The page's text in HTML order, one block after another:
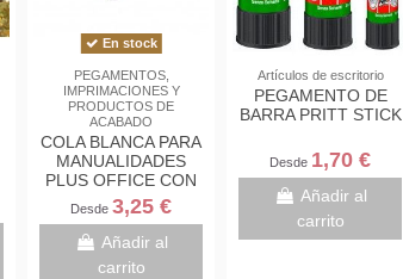
En stock
PEGAMENTOS,
IMPRIMACIONES Y
PRODUCTOS DE
ACABADO
COLA BLANCA PARA
MANUALIDADES
PLUS OFFICE CON
APLICADOR
Desde 3,25 €
Añadir al
carrito
Artículos de escritorio
PEGAMENTO DE
BARRA PRITT STICK
Desde 1,70 €
Añadir al
carrito